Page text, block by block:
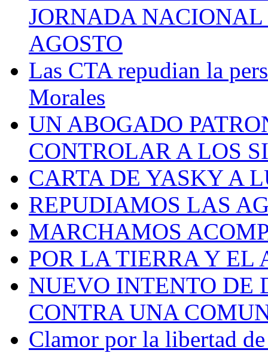
JORNADA
AGOSTO
Las CTA repudian la
Morales
UN ABOGADO
CONTROLAR A LOS
CARTA DE YASKY A
REPUDIAMOS LAS
MARCHAMOS
POR LA TIERRA Y EL
NUEVO INTENTO DE
CONTRA UNA
Clamor por la libertad